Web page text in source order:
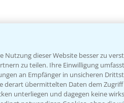
- Fungizid
dieser Website besser zu
zu teilen. Ihre Einwilligung
an Empfänger in unsicheren
derart übermittelten Daten dem
unterliegen und dagegen keine